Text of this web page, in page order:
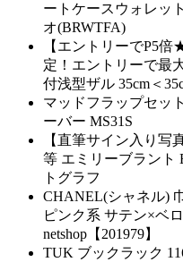
ートケースウォレッ
オ(BRWTFA)
【エントリーでP5倍
定！エントリーで最
付浅型ザル 35cm＜
マッドフラップセッ
ーバー MS31S
【直筆サイン入り写
等 エミリーブラント
トグラフ
CHANEL(シャネル)
ピンク系 サテン×ベ
netshop【201979】
TUK ブックラック